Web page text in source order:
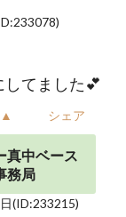
てました💕
▲ シェア
真中ベース
務局
(ID:233215)